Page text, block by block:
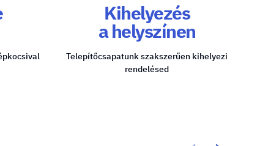
Kihelyezés
a helyszínen
Telepítőcsapatunk szakszerűen kihelyezi
rendelésed